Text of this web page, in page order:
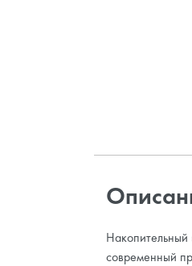
Накопительный
современный